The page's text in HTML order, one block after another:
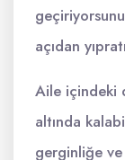
açıdan
Aile içindeki
altında
gerginliğe